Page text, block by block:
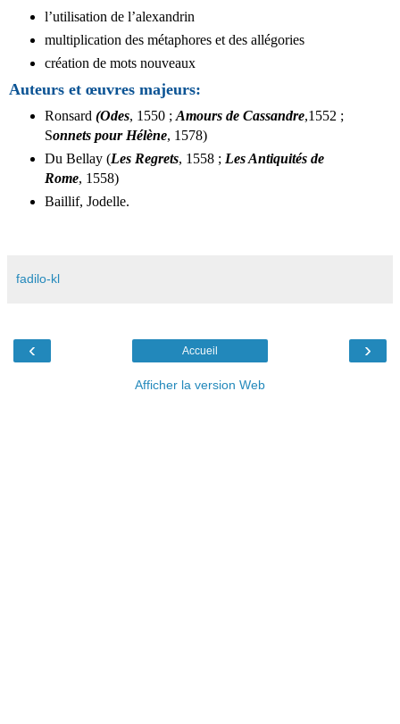
l’utilisation de l’alexandrin
multiplication des métaphores et des allégories
création de mots nouveaux
Auteurs et œuvres majeurs:
Ronsard (Odes, 1550 ; Amours de Cassandre,1552 ;
Sonnets pour Hélène, 1578)
Du Bellay (Les Regrets, 1558 ; Les Antiquités de
Rome, 1558)
Baillif, Jodelle.
fadilo-kl
‹ ›
Accueil
Afficher la version Web